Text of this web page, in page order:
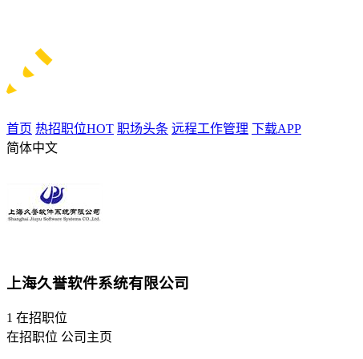
首页 热招职位HOT 职场头条 远程工作管理 下载APP
简体中文
上海久誉软件系统有限公司
1 在招职位
在招职位 公司主页